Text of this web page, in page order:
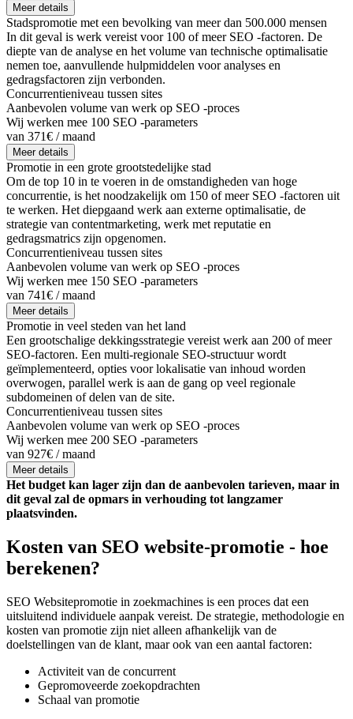
Meer details
Stadspromotie met een bevolking van meer dan 500.000 mensen
In dit geval is werk vereist voor 100 of meer SEO -factoren. De
diepte van de analyse en het volume van technische optimalisatie
nemen toe, aanvullende hulpmiddelen voor analyses en
gedragsfactoren zijn verbonden.
Concurrentieniveau tussen sites
Aanbevolen volume van werk op SEO -proces
Wij werken mee 100 SEO -parameters
van 371€ / maand
Meer details
Promotie in een grote grootstedelijke stad
Om de top 10 in te voeren in de omstandigheden van hoge
concurrentie, is het noodzakelijk om 150 of meer SEO -factoren uit
te werken. Het diepgaand werk aan externe optimalisatie, de
strategie van contentmarketing, werk met reputatie en
gedragsmatrics zijn opgenomen.
Concurrentieniveau tussen sites
Aanbevolen volume van werk op SEO -proces
Wij werken mee 150 SEO -parameters
van 741€ / maand
Meer details
Promotie in veel steden van het land
Een grootschalige dekkingsstrategie vereist werk aan 200 of meer
SEO-factoren. Een multi-regionale SEO-structuur wordt
geïmplementeerd, opties voor lokalisatie van inhoud worden
overwogen, parallel werk is aan de gang op veel regionale
subdomeinen of delen van de site.
Concurrentieniveau tussen sites
Aanbevolen volume van werk op SEO -proces
Wij werken mee 200 SEO -parameters
van 927€ / maand
Meer details
Het budget kan lager zijn dan de aanbevolen tarieven, maar in
dit geval zal de opmars in verhouding tot langzamer
plaatsvinden.
Kosten van SEO website-promotie - hoe
berekenen?
SEO Websitepromotie in zoekmachines is een proces dat een
uitsluitend individuele aanpak vereist. De strategie, methodologie en
kosten van promotie zijn niet alleen afhankelijk van de
doelstellingen van de klant, maar ook van een aantal factoren:
Activiteit van de concurrent
Gepromoveerde zoekopdrachten
Schaal van promotie